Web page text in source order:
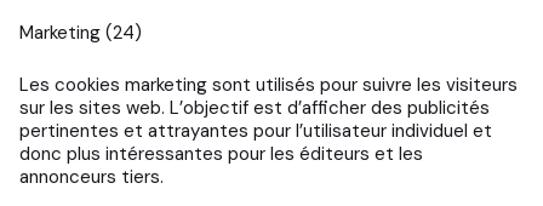
Marketing (24)
Les cookies marketing sont utilisés pour suivre les visiteurs
sur les sites web. L’objectif est d’afficher des publicités
pertinentes et attrayantes pour l’utilisateur individuel et
donc plus intéressantes pour les éditeurs et les
annonceurs tiers.